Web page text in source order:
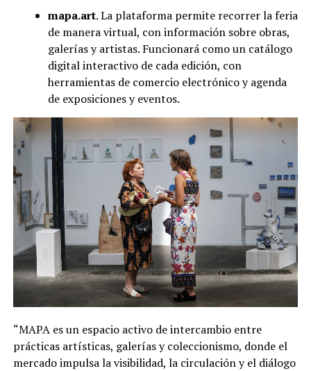
mapa.art. La plataforma permite recorrer la feria
de manera virtual, con información sobre obras,
galerías y artistas. Funcionará como un catálogo
digital interactivo de cada edición, con
herramientas de comercio electrónico y agenda
de exposiciones y eventos.
“MAPA es un espacio activo de intercambio entre
prácticas artísticas, galerías y coleccionismo, donde el
mercado impulsa la visibilidad, la circulación y el diálogo